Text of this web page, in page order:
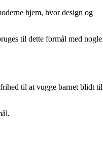
hjem, hvor design og
til dette formål med nogle
til at vugge barnet blidt til